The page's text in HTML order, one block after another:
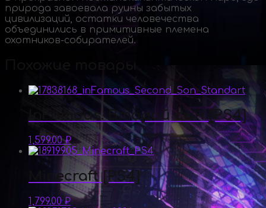
природа завоевала руины забытых
цивилизаций, остатки человечества
объединились в примитивные племена
охотников-собирателей.
InFamous. Второй сын [PS4]
1,599.00₽
Minecraft [PS4]
1,799.00₽